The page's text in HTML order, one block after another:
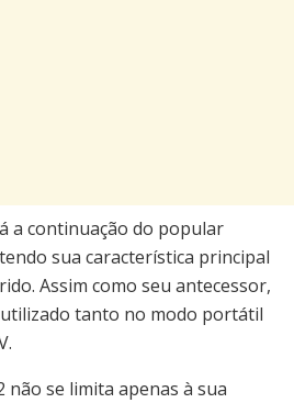
a continuação do popular
sua característica principal
Assim como seu antecessor,
tanto no modo portátil
não se limita apenas à sua